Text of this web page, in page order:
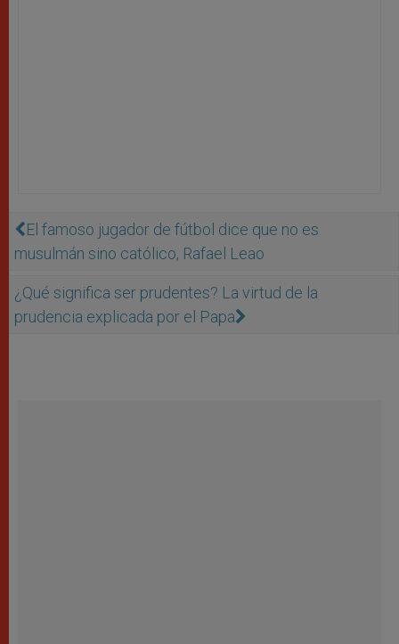
El famoso jugador de fútbol dice que no es
musulmán sino católico, Rafael Leao
¿Qué significa ser prudentes? La virtud de la
prudencia explicada por el Papa